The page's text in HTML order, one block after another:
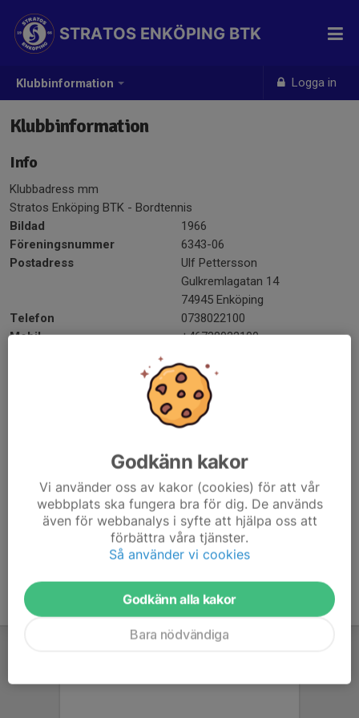
Klubbinformation Logga in
STRATOS ENKÖPING BTK
Klubbinformation
Info
Klubbadress mm
Stratos Enköping BTK - Bordtennis
Bildad
1966
Föreningsnummer
6343-06
Postadress
Ulf Pettersson
Gulkremlagatan 14
74945 Enköping
Telefon
0738022100
Mobil
+46738022100
https://www.stratospingis.se
620-6346
1231463116
Stratos Enköping BTK
Nyckelpigegatan 7
749 44 Enköping
Alternativt: stratos-
Organisationsnummer
817001-5617
Godkänn kakor
Vi använder oss av kakor (cookies) för att vår
webbplats ska fungera bra för dig. De används
även för webbanalys i syfte att hjälpa oss att
förbättra våra tjänster.
Så använder vi cookies
Godkänn alla kakor
Bara nödvändiga